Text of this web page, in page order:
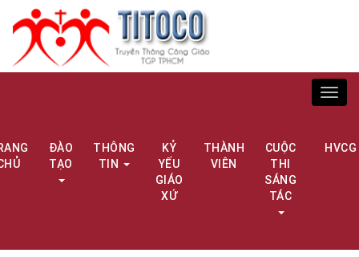
ĐÀO
TẠO
THÔNG
TIN
KỶ
YẾU
GIÁO
XỨ
THÀNH
VIÊN
CUỘC
THI
SÁNG
TÁC
HVCG